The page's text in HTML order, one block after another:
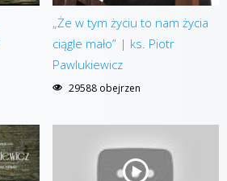
„Że w tym życiu to nam życia
ciągle mało” | ks. Piotr
Pawlukiewicz
29588 obejrzen